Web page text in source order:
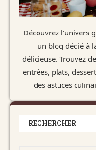
Découvrez l'univers
un blog dédié à
délicieuse. Trouvez
entrées, plats,
des astuces
RECHERCHER